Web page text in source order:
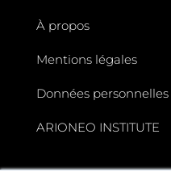
À propos
Mentions légales
Données personnelles
ARIONEO INSTITUTE